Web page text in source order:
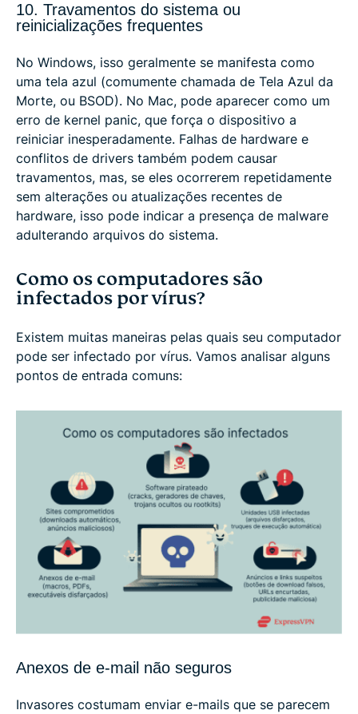
10. Travamentos do sistema ou
reinicializações frequentes
No Windows, isso geralmente se manifesta como
uma tela azul (comumente chamada de Tela Azul da
Morte, ou BSOD). No Mac, pode aparecer como um
erro de kernel panic, que força o dispositivo a
reiniciar inesperadamente. Falhas de hardware e
conflitos de drivers também podem causar
travamentos, mas, se eles ocorrerem repetidamente
sem alterações ou atualizações recentes de
hardware, isso pode indicar a presença de malware
adulterando arquivos do sistema.
Como os computadores são
infectados por vírus?
Existem muitas maneiras pelas quais seu computador
pode ser infectado por vírus. Vamos analisar alguns
pontos de entrada comuns:
Anexos de e-mail não seguros
Invasores costumam enviar e-mails que se parecem